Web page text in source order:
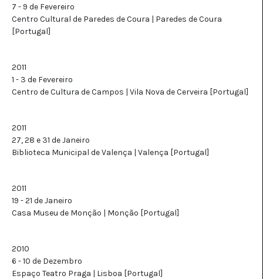
7 - 9 de Fevereiro
Centro Cultural de Paredes de Coura | Paredes de Coura
[Portugal]
2011
1 - 3 de Fevereiro
Centro de Cultura de Campos | Vila Nova de Cerveira [Portugal]
2011
27, 28 e 31 de Janeiro
Biblioteca Municipal de Valença | Valença [Portugal]
2011
19 - 21 de Janeiro
Casa Museu de Monção | Monção [Portugal]
2010
6 - 10 de Dezembro
Espaço Teatro Praga | Lisboa [Portugal]